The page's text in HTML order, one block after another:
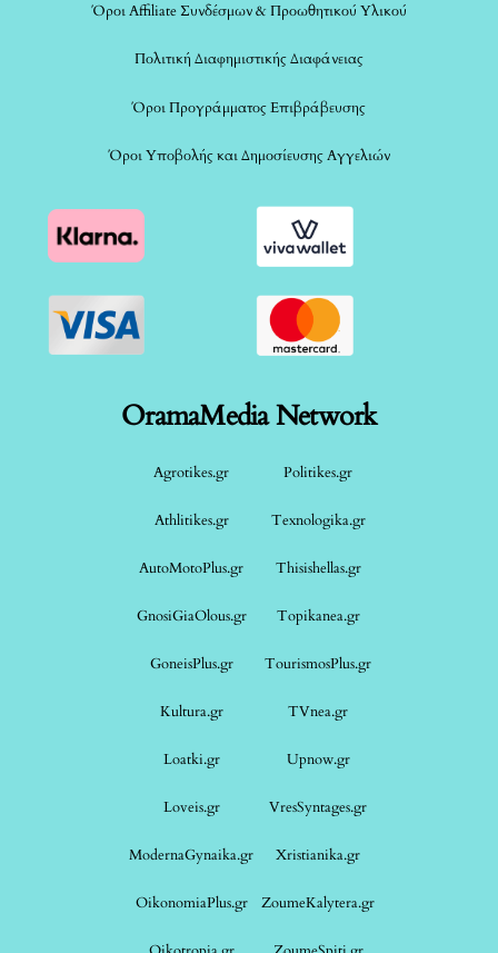
Όροι Affiliate Συνδέσμων & Προωθητικού Υλικού
Πολιτική Διαφημιστικής Διαφάνειας
Όροι Προγράμματος Επιβράβευσης
Όροι Υποβολής και Δημοσίευσης Αγγελιών
OramaMedia Network
Agrotikes.gr Politikes.gr
Athlitikes.gr Texnologika.gr
AutoMotoPlus.gr Thisishellas.gr
GnosiGiaOlous.gr Topikanea.gr
GoneisPlus.gr TourismosPlus.gr
Kultura.gr TVnea.gr
Loatki.gr Upnow.gr
Loveis.gr VresSyntages.gr
ModernaGynaika.gr Xristianika.gr
OikonomiaPlus.gr ZoumeKalytera.gr